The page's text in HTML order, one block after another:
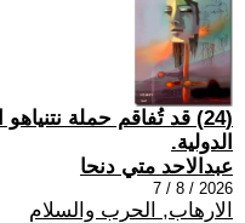
(24) قد تُفاقم حملة
الدولية.
عبدالاحد متي دنحا
2026 / 8 / 7
الارهاب, الحرب والسلام